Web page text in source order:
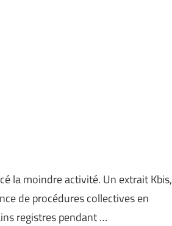
la moindre activité. Un extrait Kbis,
de procédures collectives en
registres pendant …